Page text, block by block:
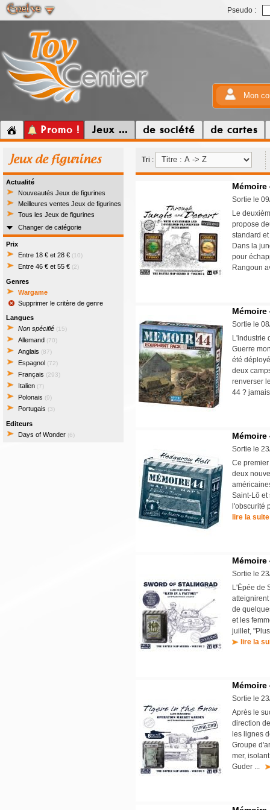
Pseudo :
Mon
Promo ! Jeux ... de société de cartes
Jeux de figurines
Actualité
Nouveautés Jeux de figurines
Meilleures ventes Jeux de figurines
Tous les Jeux de figurines
Changer de catégorie
Prix
Entre 18 € et 28 € (10)
Entre 46 € et 55 € (2)
Genres
Wargame
Supprimer le critère de genre
Langues
Non spécifié (15)
Allemand (70)
Anglais (87)
Espagnol (72)
Français (293)
Italien (7)
Polonais (9)
Portugais (3)
Editeurs
Days of Wonder (6)
Tri :
Sortie le
Le
propose
standard
Dans la
pour
Rangoun
Sortie le
L'industrie
Guerre
été
deux
renverser
44 ?
Sortie le
Ce
deux
Saint-Lô et
l'obscurité
lire la suite
Sortie le
L'Épée de
de
et les
juillet,
lire la
Sortie le
Après le
direction
les lignes
Groupe
mer,
Guder ...